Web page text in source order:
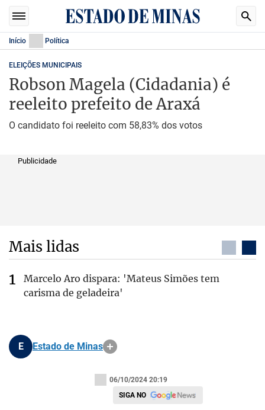
Início Política
ELEIÇÕES MUNICIPAIS
Robson Magela (Cidadania) é
reeleito prefeito de Araxá
O candidato foi reeleito com 58,83% dos votos
Publicidade
Mais lidas
Marcelo Aro dispara: 'Mateus Simões tem
carisma de geladeira'
E Estado de Minas
06/10/2024 20:19
SIGA NO